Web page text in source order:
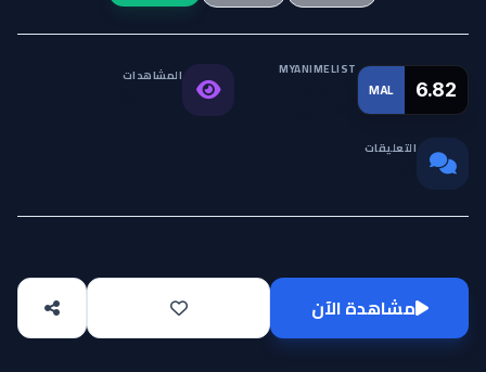
MAL 6.82
MYANIMELIST المشاهدات
التعليقات
مشاهدة الآن